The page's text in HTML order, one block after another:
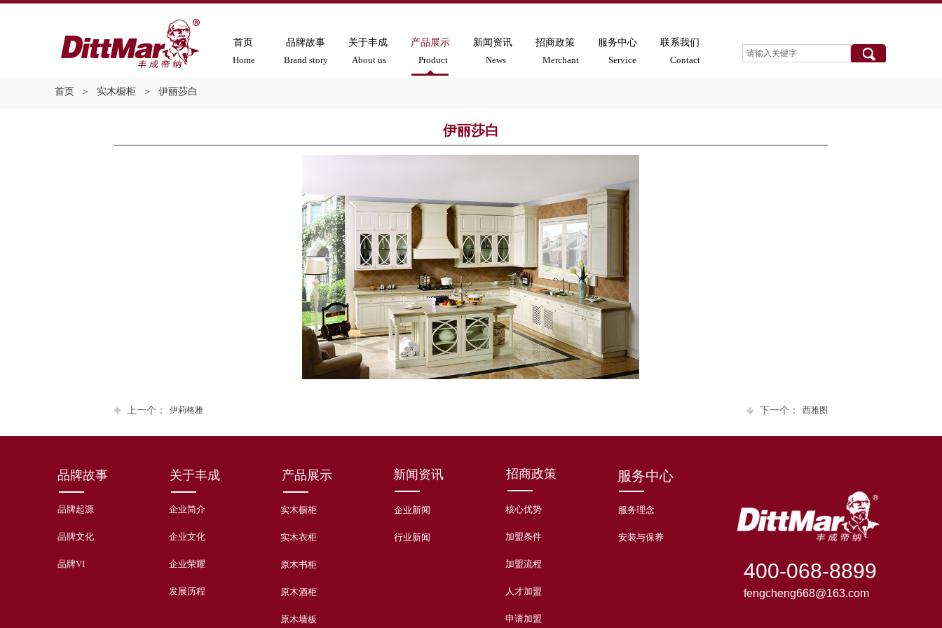
Home Brand story About us Product News Contact
Service
Merchant
首页 品牌故事 关于丰成 产品展示 新闻资讯 招商政策 服务中心 联系我们
首页 ＞ 实木橱柜 ＞ 伊丽莎白
伊丽莎白
上一个： 伊莉格雅 下一个： 西雅图
产品展示
400-068-8899
fengcheng668@163.com
品牌起源
品牌文化
品牌VI
企业简介
企业文化
企业荣耀
发展历程
实木橱柜
实木衣柜
原木书柜
原木酒柜
原木墙板
招商政策 服务中心
企业新闻
行业新闻
核心优势
加盟条件
加盟流程
人才加盟
申请加盟
服务理念
安装与保养
新闻资讯
关于丰成
品牌故事